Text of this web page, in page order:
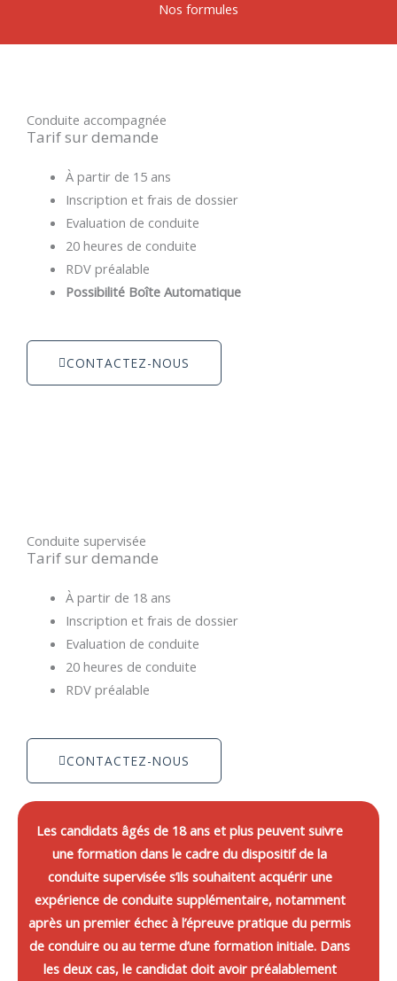
Nos formules
Conduite accompagnée
Tarif sur demande
À partir de 15 ans
Inscription et frais de dossier
Evaluation de conduite
20 heures de conduite
RDV préalable
Possibilité Boîte Automatique
CONTACTEZ-NOUS
Conduite supervisée
Tarif sur demande
À partir de 18 ans
Inscription et frais de dossier
Evaluation de conduite
20 heures de conduite
RDV préalable
CONTACTEZ-NOUS
Les candidats âgés de 18 ans et plus peuvent suivre
une formation dans le cadre du dispositif de la
conduite supervisée s’ils souhaitent acquérir une
expérience de conduite supplémentaire, notamment
après un premier échec à l’épreuve pratique du permis
de conduire ou au terme d’une formation initiale. Dans
les deux cas, le candidat doit avoir préalablement